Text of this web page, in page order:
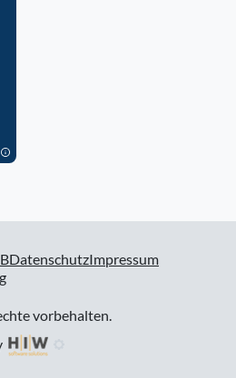
DatenschutzImpressum
vorbehalten.